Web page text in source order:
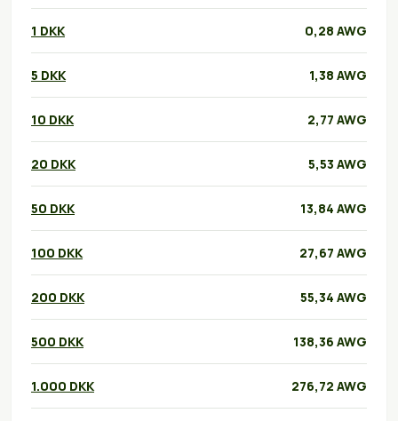
1 DKK 0,28 AWG
5 DKK 1,38 AWG
10 DKK 2,77 AWG
20 DKK 5,53 AWG
50 DKK 13,84 AWG
100 DKK 27,67 AWG
200 DKK 55,34 AWG
500 DKK 138,36 AWG
1.000 DKK 276,72 AWG